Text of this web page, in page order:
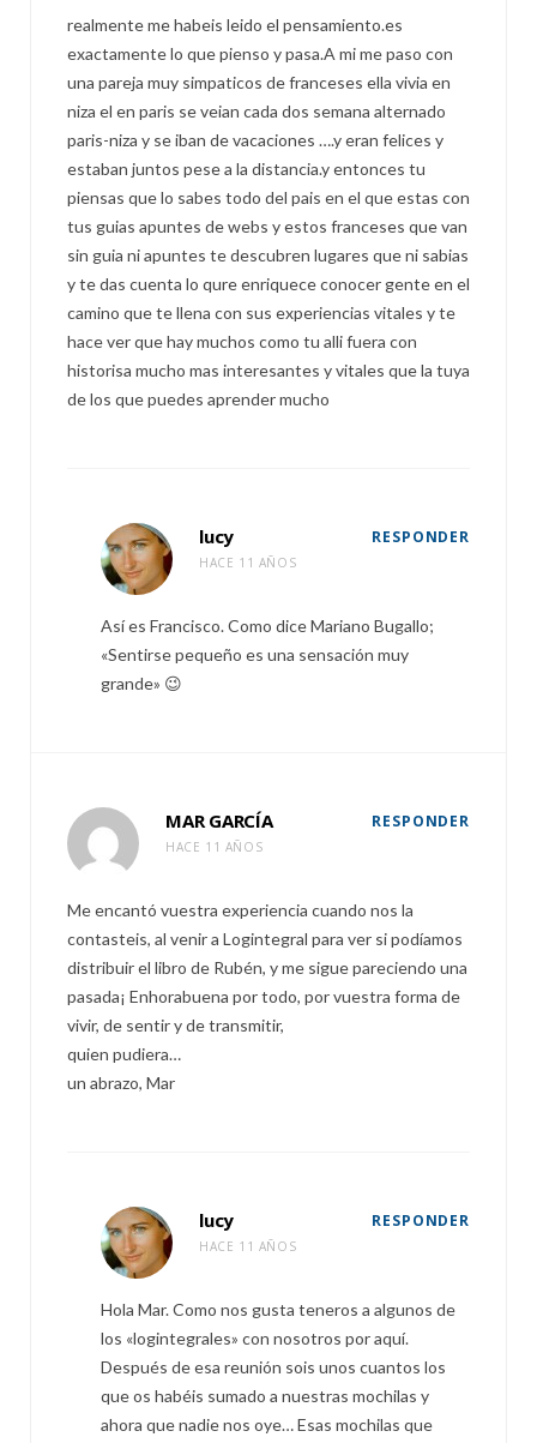
realmente me habeis leido el pensamiento.es
exactamente lo que pienso y pasa.A mi me paso con
una pareja muy simpaticos de franceses ella vivia en
niza el en paris se veian cada dos semana alternado
paris-niza y se iban de vacaciones ….y eran felices y
estaban juntos pese a la distancia.y entonces tu
piensas que lo sabes todo del pais en el que estas con
tus guias apuntes de webs y estos franceses que van
sin guia ni apuntes te descubren lugares que ni sabias
y te das cuenta lo qure enriquece conocer gente en el
camino que te llena con sus experiencias vitales y te
hace ver que hay muchos como tu alli fuera con
historisa mucho mas interesantes y vitales que la tuya
de los que puedes aprender mucho
lucy
HACE 11 AÑOS
RESPONDER
Así es Francisco. Como dice Mariano Bugallo;
«Sentirse pequeño es una sensación muy
grande» 😉
MAR GARCÍA
HACE 11 AÑOS
RESPONDER
Me encantó vuestra experiencia cuando nos la
contasteis, al venir a Logintegral para ver si podíamos
distribuir el libro de Rubén, y me sigue pareciendo una
pasada¡ Enhorabuena por todo, por vuestra forma de
vivir, de sentir y de transmitir,
quien pudiera…
un abrazo, Mar
lucy
HACE 11 AÑOS
RESPONDER
Hola Mar. Como nos gusta teneros a algunos de
los «logintegrales» con nosotros por aquí.
Después de esa reunión sois unos cuantos los
que os habéis sumado a nuestras mochilas y
ahora que nadie nos oye… Esas mochilas que